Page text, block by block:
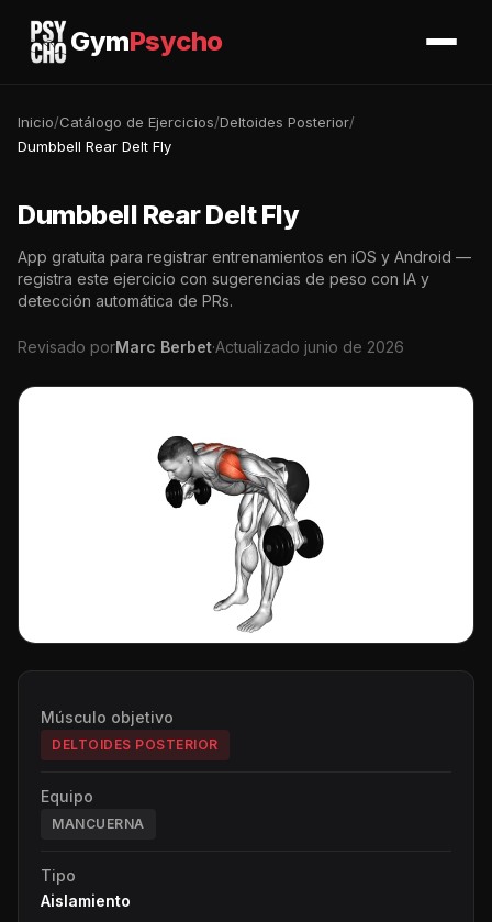
GymPsycho
Inicio/Catálogo de Ejercicios/Deltoides Posterior/
Dumbbell Rear Delt Fly
Dumbbell Rear Delt Fly
App gratuita para registrar entrenamientos en iOS y Android —
registra este ejercicio con sugerencias de peso con IA y
detección automática de PRs.
Revisado porMarc Berbet·Actualizado junio de 2026
Músculo objetivo
DELTOIDES POSTERIOR
Equipo
MANCUERNA
Tipo
Aislamiento